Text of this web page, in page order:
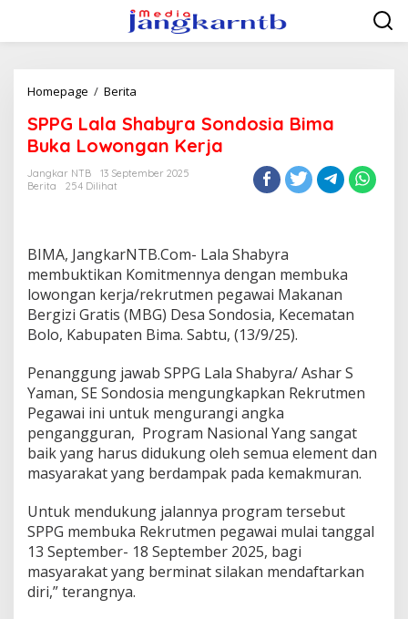
konten
Homepage / Berita
Shabyra
Sondosia
Bima
Buka
SPPG Lala Shabyra Sondosia Bima
Buka Lowongan Kerja
Jangkar NTB
13 September 2025
Berita
254 Dilihat
BIMA, JangkarNTB.Com- Lala Shabyra
membuktikan Komitmennya dengan membuka
lowongan kerja/rekrutmen pegawai Makanan
Bergizi Gratis (MBG) Desa Sondosia, Kecematan
Bolo, Kabupaten Bima. Sabtu, (13/9/25).
Penanggung jawab SPPG Lala Shabyra/ Ashar S
Yaman, SE Sondosia mengungkapkan Rekrutmen
Pegawai ini untuk mengurangi angka
pengangguran, Program Nasional Yang sangat
baik yang harus didukung oleh semua element dan
masyarakat yang berdampak pada kemakmuran.
Untuk mendukung jalannya program tersebut
SPPG membuka Rekrutmen pegawai mulai tanggal
13 September- 18 September 2025, bagi
masyarakat yang berminat silakan mendaftarkan
diri,” terangnya.